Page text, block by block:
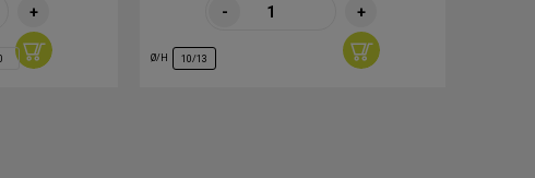
+ - +
Ø/H 10/13